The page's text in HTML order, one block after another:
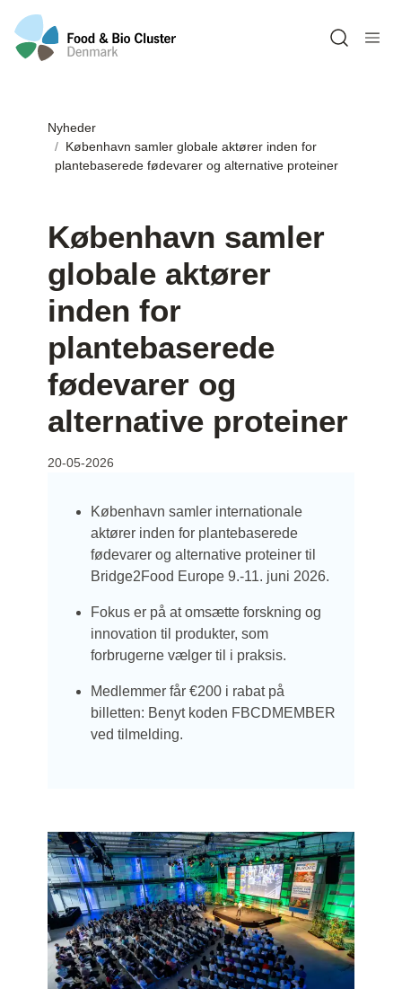
Nyheder
København samler globale aktører inden for
plantebaserede fødevarer og alternative proteiner
København samler
globale aktører
inden for
plantebaserede
fødevarer og
alternative proteiner
20-05-2026
København samler internationale
aktører inden for plantebaserede
fødevarer og alternative proteiner til
Bridge2Food Europe 9.-11. juni 2026.
Fokus er på at omsætte forskning og
innovation til produkter, som
forbrugerne vælger til i praksis.
Medlemmer får €200 i rabat på
billetten: Benyt koden FBCDMEMBER
ved tilmelding.